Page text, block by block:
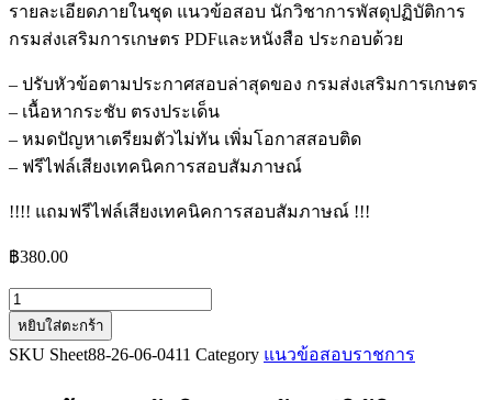
รายละเอียดภายในชุด แนวข้อสอบ นักวิชาการพัสดุปฏิบัติการ
กรมส่งเสริมการเกษตร PDFและหนังสือ ประกอบด้วย
– ปรับหัวข้อตามประกาศสอบล่าสุดของ กรมส่งเสริมการเกษตร
– เนื้อหากระชับ ตรงประเด็น
– หมดปัญหาเตรียมตัวไม่ทัน เพิ่มโอกาสสอบติด
– ฟรีไฟล์เสียงเทคนิคการสอบสัมภาษณ์
!!!! แถมฟรีไฟล์เสียงเทคนิคการสอบสัมภาษณ์ !!!
฿380.00
จำนวน
แนว
ข้อสอบ
หยิบใส่ตะกร้า
SKU Sheet88-26-06-0411 Category แนวข้อสอบราชการ